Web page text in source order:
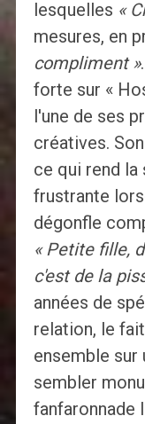
lesquelles «
mesures, en
compliment »
forte sur «
l'une de ses
créatives.
ce qui rend
frustrante
dégonfle
« Petite fille,
c'est de la
années de
relation, le
ensemble sur
sembler
fanfaronnade